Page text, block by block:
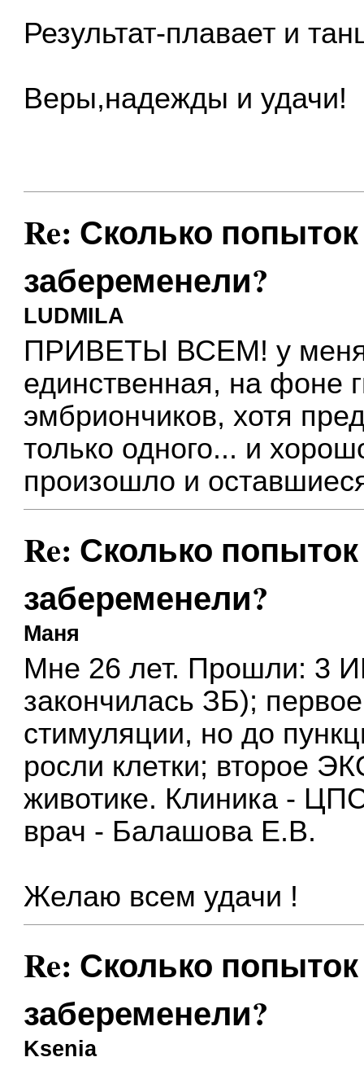
Результат-плавает и
Веры,надежды и удачи!
Re: Сколько
забеременели?
LUDMILA
ПРИВЕТЫ ВСЕМ! у
единственная, на фоне
эмбриончиков, хотя
только одного... и
произошло и
Re: Сколько
забеременели?
Маня
Мне 26 лет. Прошли: 3
закончилась ЗБ);
стимуляции, но до
росли клетки; второе
животике. Клиника -
врач - Балашова Е.В.
Желаю всем удачи !
Re: Сколько
забеременели?
Ksenia